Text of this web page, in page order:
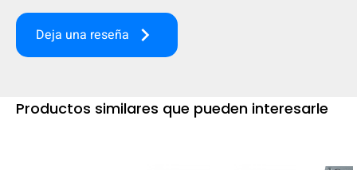
Comparar
Deja una reseña keyboard_arrow_right
Productos similares que pueden interesarle